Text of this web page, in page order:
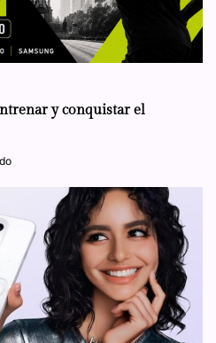
y conquistar el